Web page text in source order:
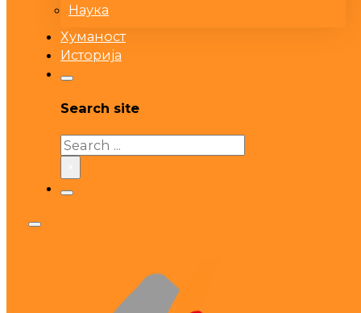
Наука
Хуманост
Историја
Search site
Search